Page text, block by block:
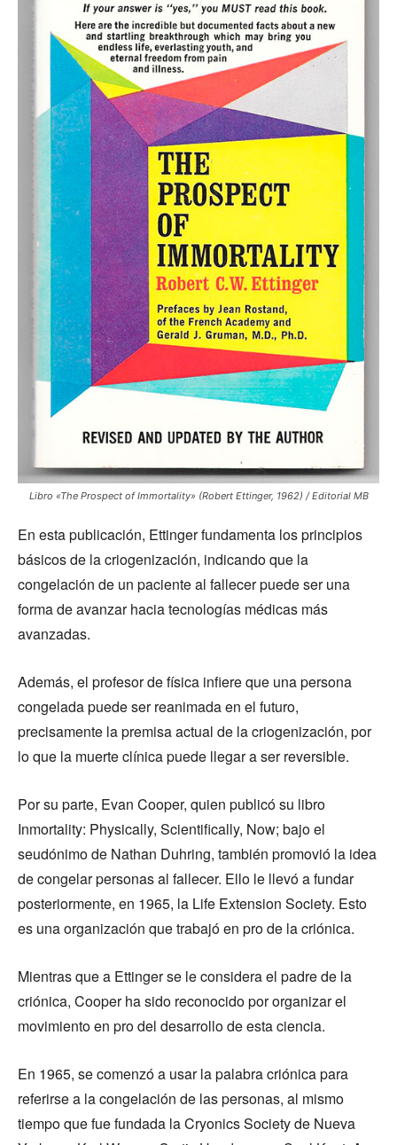
Libro «The Prospect of Immortality» (Robert Ettinger, 1962) / Editorial MB
En esta publicación, Ettinger fundamenta los principios
básicos de la criogenización, indicando que la
congelación de un paciente al fallecer puede ser una
forma de avanzar hacia tecnologías médicas más
avanzadas.
Además, el profesor de física infiere que una persona
congelada puede ser reanimada en el futuro,
precisamente la premisa actual de la criogenización, por
lo que la muerte clínica puede llegar a ser reversible.
Por su parte, Evan Cooper, quien publicó su libro
Inmortality: Physically, Scientifically, Now; bajo el
seudónimo de Nathan Duhring, también promovió la idea
de congelar personas al fallecer. Ello le llevó a fundar
posteriormente, en 1965, la Life Extension Society. Esto
es una organización que trabajó en pro de la criónica.
Mientras que a Ettinger se le considera el padre de la
criónica, Cooper ha sido reconocido por organizar el
movimiento en pro del desarrollo de esta ciencia.
En 1965, se comenzó a usar la palabra criónica para
referirse a la congelación de las personas, al mismo
tiempo que fue fundada la Cryonics Society de Nueva